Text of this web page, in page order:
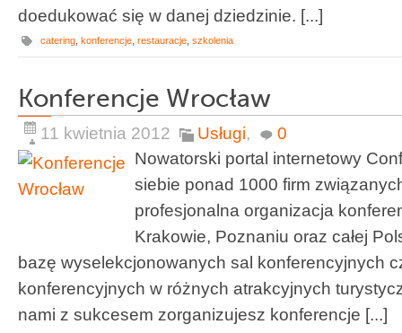
doedukować się w danej dziedzinie. [...]
catering konferencje restauracje szkolenia
Konferencje Wrocław
11 kwietnia 2012 Usługi,
0
Nowatorski portal internetowy
siebie ponad 1000 firm
profesjonalna organizacja
Krakowie, Poznaniu oraz całej
bazę wyselekcjonowanych sal konferencyjnych
konferencyjnych w różnych atrakcyjnych
nami z sukcesem zorganizujesz konferencje [...]